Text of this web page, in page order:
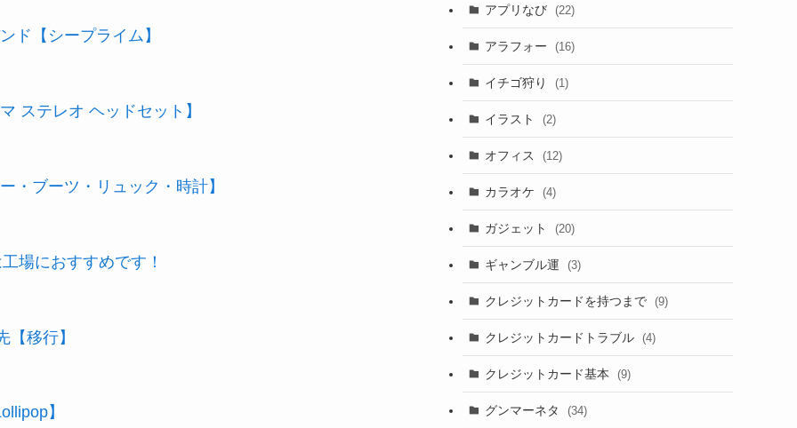
ド【シープライム】
ステレオ ヘッドセット】
・ブーツ・リュック・時計】
場におすすめです！
移行】
】
アプリなび (22)
アラフォー (16)
イチゴ狩り (1)
イラスト (2)
オフィス (12)
カラオケ (4)
ガジェット (20)
ギャンブル運 (3)
クレジットカードを持つまで (9)
クレジットカードトラブル (4)
クレジットカード基本 (9)
グンマーネタ (34)